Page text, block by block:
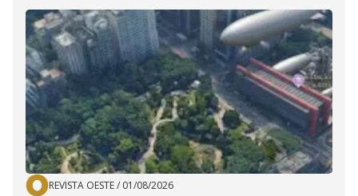
REVISTA OESTE/ 01/08/2026